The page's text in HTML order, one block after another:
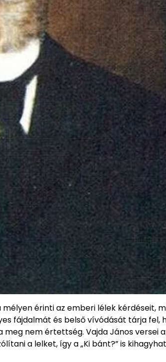
érinti az emberi lélek kérdéseit,
fájdalmát és belső vívódását tárja fel,
nem értettség. Vajda János versei
a lelket, így a „Ki bánt?” is